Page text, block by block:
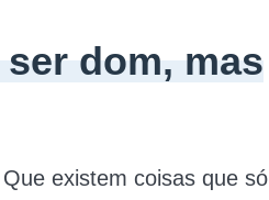
dom, mas
existem coisas que só